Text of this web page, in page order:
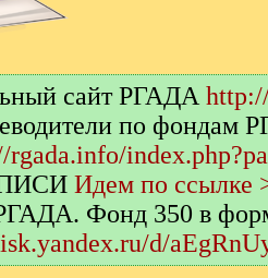
сайт РГАДА
по фондам
rgada.info/
Идем по ссылке
Фонд 350 в
d/